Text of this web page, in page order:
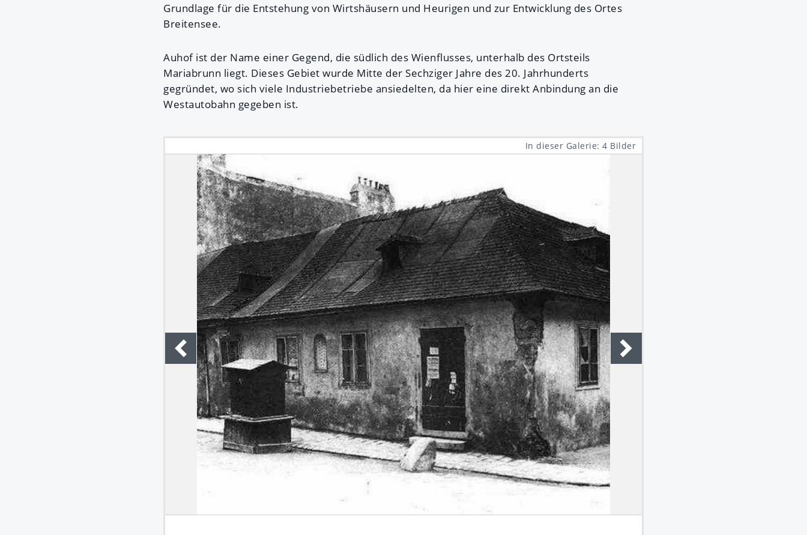
Grundlage für die Entstehung von Wirtshäusern und Heurigen und zur Entwicklung des Ortes
Breitensee.
Auhof ist der Name einer Gegend, die südlich des Wienflusses, unterhalb des Ortsteils
Mariabrunn liegt. Dieses Gebiet wurde Mitte der Sechziger Jahre des 20. Jahrhunderts
gegründet, wo sich viele Industriebetriebe ansiedelten, da hier eine direkt Anbindung an die
Westautobahn gegeben ist.
In dieser Galerie: 4 Bilder